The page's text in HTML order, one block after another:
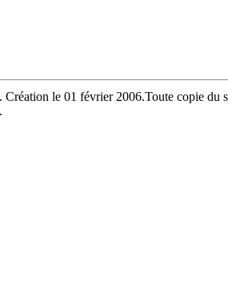
le 01 février 2006.Toute copie du